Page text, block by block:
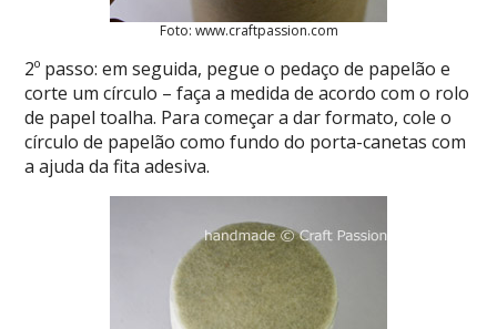
Foto: www.craftpassion.com
2º passo: em seguida, pegue o pedaço de papelão e
corte um círculo – faça a medida de acordo com o rolo
de papel toalha. Para começar a dar formato, cole o
círculo de papelão como fundo do porta-canetas com
a ajuda da fita adesiva.